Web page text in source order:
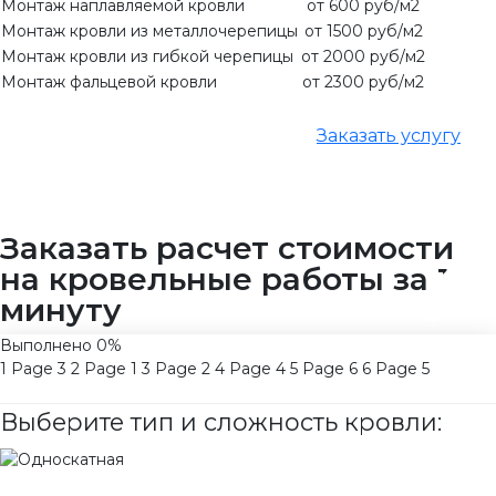
Монтаж наплавляемой кровли
от 600 руб/м2
Монтаж кровли из металлочерепицы от 1500 руб/м2
Монтаж кровли из гибкой черепицы от 2000 руб/м2
Монтаж фальцевой кровли
от 2300 руб/м2
Заказать услугу
Заказать расчет стоимости
на кровельные работы за 1
минуту
Выполнено 0%
1 Page 3 2 Page 1 3 Page 2 4 Page 4 5 Page 6 6 Page 5
Выберите тип и сложность кровли: